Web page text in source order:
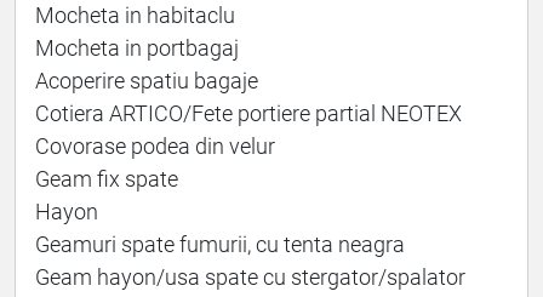
Mocheta in habitaclu
Mocheta in portbagaj
Acoperire spatiu bagaje
Cotiera ARTICO/Fete portiere partial NEOTEX
Covorase podea din velur
Geam fix spate
Hayon
Geamuri spate fumurii, cu tenta neagra
Geam hayon/usa spate cu stergator/spalator